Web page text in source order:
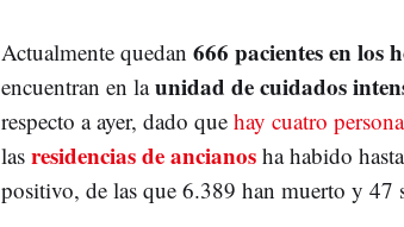
Actualmente quedan 666 pacientes en los
encuentran en launidad de cuidados
respecto a ayer, dado que hay cuatro
las residencias de ancianos ha habido
positivo, de las que 6.389 han muerto y 47